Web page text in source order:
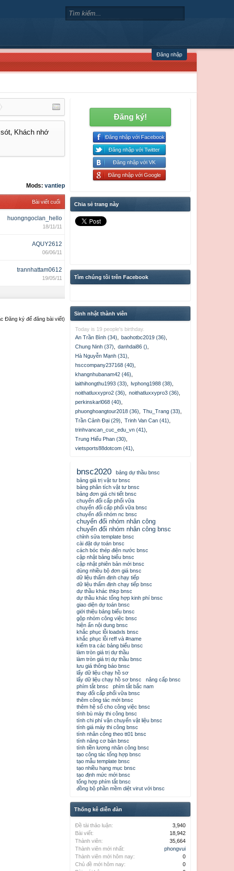
Đăng nhập
Khách nhớ
Mods: vantiep
Bài viết cuối
huongngoclan_hello
18/11/11
AQUY2612
06/06/11
trannhattam0612
19/05/11
Đăng ký để đăng bài viết)
Đăng ký!
Đăng nhập với Facebook
Đăng nhập với Twitter
Đăng nhập với VK
Đăng nhập với Google
Chia sẻ trang này
Tìm chúng tôi trên Facebook
Sinh nhật thành viên
Today is 19 people's birthday.
An Trần Bình (34)
baohotbc2019 (36)
Chung Ninh (37)
danhdai86 ()
Hà Nguyễn Mạnh (31)
hsccompany237168 (40)
khangnhubanam42 (46)
laithihongthu1993 (33)
lvphong1988 (38)
noithatluxxypro2 (36)
noithatluxxypro3 (36)
perkinskarl068 (40)
phuonghoangtour2018 (36)
Thu_Trang (33)
Trần Cảnh Đại (29)
Trinh Van Can (41)
trinhvancan_cuc_edu_vn (41)
Trung Hiếu Phan (30)
vietsports88dotcom (41)
bnsc2020
bảng dự thầu bnsc
bảng giá trị vật tư bnsc
bảng phân tích vật tư bnsc
bảng đơn giá chi tiết bnsc
chuyển đổi cấp phối vữa
chuyển đổi cấp phối vữa bnsc
chuyển đổi nhóm nc bnsc
chuyển đổi nhóm nhân công
chuyển đổi nhóm nhân công bnsc
chỉnh sửa template bnsc
cài đặt dự toán bnsc
cách bóc thép điện nước bnsc
cập nhật bảng biểu bnsc
cập nhật phiên bản mới bnsc
dùng nhiều bộ đơn giá bnsc
dữ liệu thẩm định chạy tiếp
dữ liệu thẩm định chạy tiếp bnsc
dự thầu khác thkp bnsc
dự thầu khác tổng hợp kinh phí bnsc
giao diện dự toán bnsc
giới thiệu bảng biểu bnsc
gộp nhóm công việc bnsc
hiện ẩn nội dung bnsc
khắc phục lỗi loadxls bnsc
khắc phục lỗi reff và #name
kiểm tra các bảng biểu bnsc
làm tròn giá trị dự thầu
làm tròn giá trị dự thầu bnsc
lưu giá thông báo bnsc
lấy dữ liệu chạy hồ sơ
lấy dữ liệu chạy hồ sơ bnsc
nâng cấp bnsc
phím tắt bnsc
phím tắt bắc nam
thay đổi cấp phối vữa bnsc
thêm công tác mới bnsc
thêm hệ số cho công việc bnsc
tính bù máy thi công bnsc
tính chi phí vận chuyển vật liệu bnsc
tính giá máy thi công bnsc
tính nhân công theo tt01 bnsc
tính năng cơ bản bnsc
tính tiền lương nhân công bnsc
tạo công tác tổng hợp bnsc
tạo mẫu template bnsc
tạo nhiều hạng mục bnsc
tạo định mức mới bnsc
tổng hợp phím tắt bnsc
đồng bộ phần mềm diệt virut với bnsc
Thống kê diễn đàn
Đề tài thảo luận:
3,940
Bài viết:
18,942
Thành viên:
35,664
Thành viên mới nhất:
phongvui
Thành viên mới hôm nay:
0
Chủ đề mới hôm nay:
0